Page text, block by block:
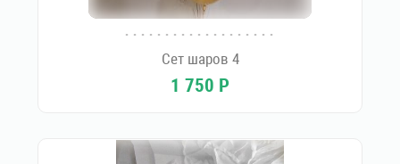
Сет шаров 4
1 750 Р